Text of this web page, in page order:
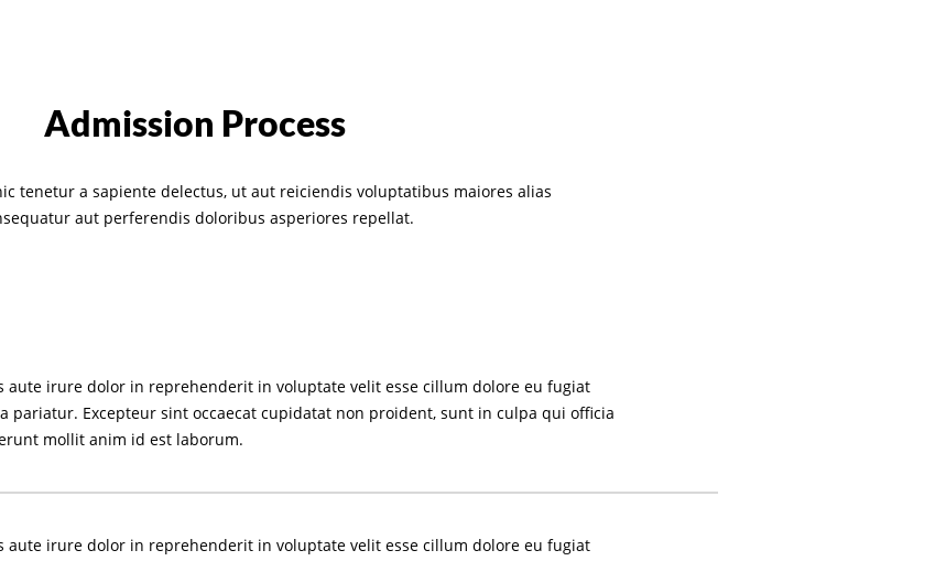
Admission Process
tenetur a sapiente delectus, ut aut reiciendis voluptatibus maiores alias
aut perferendis doloribus asperiores repellat.
aute irure dolor in reprehenderit in voluptate velit esse cillum dolore eu fugiat
pariatur. Excepteur sint occaecat cupidatat non proident, sunt in culpa qui officia
mollit anim id est laborum.
aute irure dolor in reprehenderit in voluptate velit esse cillum dolore eu fugiat